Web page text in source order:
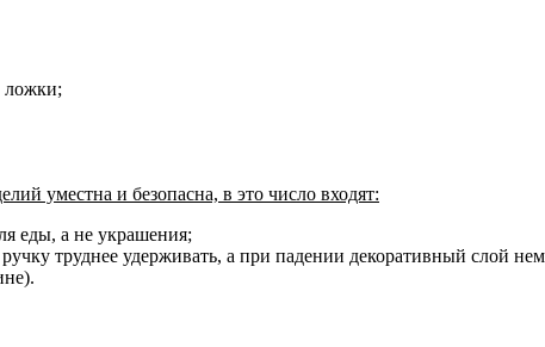
ложки;
уместна и безопасна, в это число входят:
еды, а не украшения;
труднее удерживать, а при падении декоративный слой